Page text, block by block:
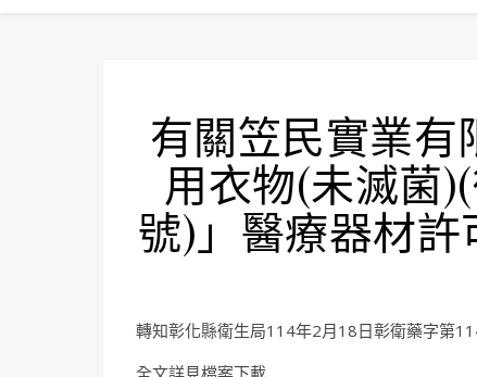
有關笠民實業有
用衣物(未滅菌
號)」醫療器材
轉知彰化縣衛生局114年2月18日彰衛藥字第
全文詳見檔案下載